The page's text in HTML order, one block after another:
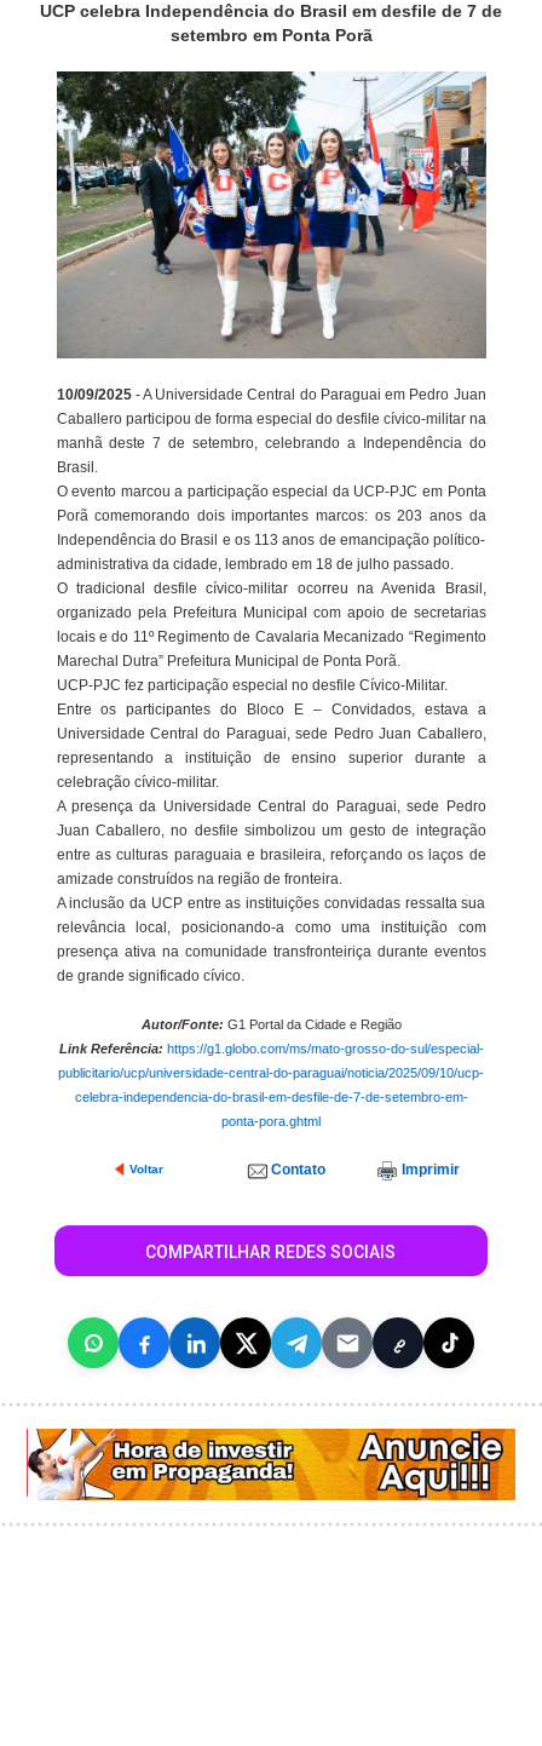
UCP celebra Independência do Brasil em desfile de 7 de
setembro em Ponta Porã
10/09/2025 - A Universidade Central do Paraguai em Pedro Juan
Caballero participou de forma especial do desfile cívico-militar na
manhã deste 7 de setembro, celebrando a Independência do
Brasil.
O evento marcou a participação especial da UCP-PJC em Ponta
Porã comemorando dois importantes marcos: os 203 anos da
Independência do Brasil e os 113 anos de emancipação político-
administrativa da cidade, lembrado em 18 de julho passado.
O tradicional desfile cívico-militar ocorreu na Avenida Brasil,
organizado pela Prefeitura Municipal com apoio de secretarias
locais e do 11º Regimento de Cavalaria Mecanizado “Regimento
Marechal Dutra” Prefeitura Municipal de Ponta Porã.
UCP-PJC fez participação especial no desfile Cívico-Militar.
Entre os participantes do Bloco E – Convidados, estava a
Universidade Central do Paraguai, sede Pedro Juan Caballero,
representando a instituição de ensino superior durante a
celebração cívico-militar.
A presença da Universidade Central do Paraguai, sede Pedro
Juan Caballero, no desfile simbolizou um gesto de integração
entre as culturas paraguaia e brasileira, reforçando os laços de
amizade construídos na região de fronteira.
A inclusão da UCP entre as instituições convidadas ressalta sua
relevância local, posicionando-a como uma instituição com
presença ativa na comunidade transfronteiriça durante eventos
de grande significado cívico.
Autor/Fonte: G1 Portal da Cidade e Região
Link Referência: https://g1.globo.com/ms/mato-grosso-do-sul/especial-
publicitario/ucp/universidade-central-do-paraguai/noticia/2025/09/10/ucp-
celebra-independencia-do-brasil-em-desfile-de-7-de-setembro-em-
ponta-pora.ghtml
Voltar Contato Imprimir
COMPARTILHAR REDES SOCIAIS